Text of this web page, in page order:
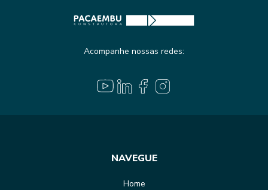
Acompanhe nossas redes:
NAVEGUE
Home